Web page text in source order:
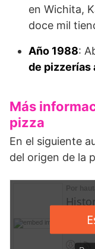
en Wichita,
doce mil
Año 1988:
de pizzerías
Más
pizza
En el siguiente
del origen de la